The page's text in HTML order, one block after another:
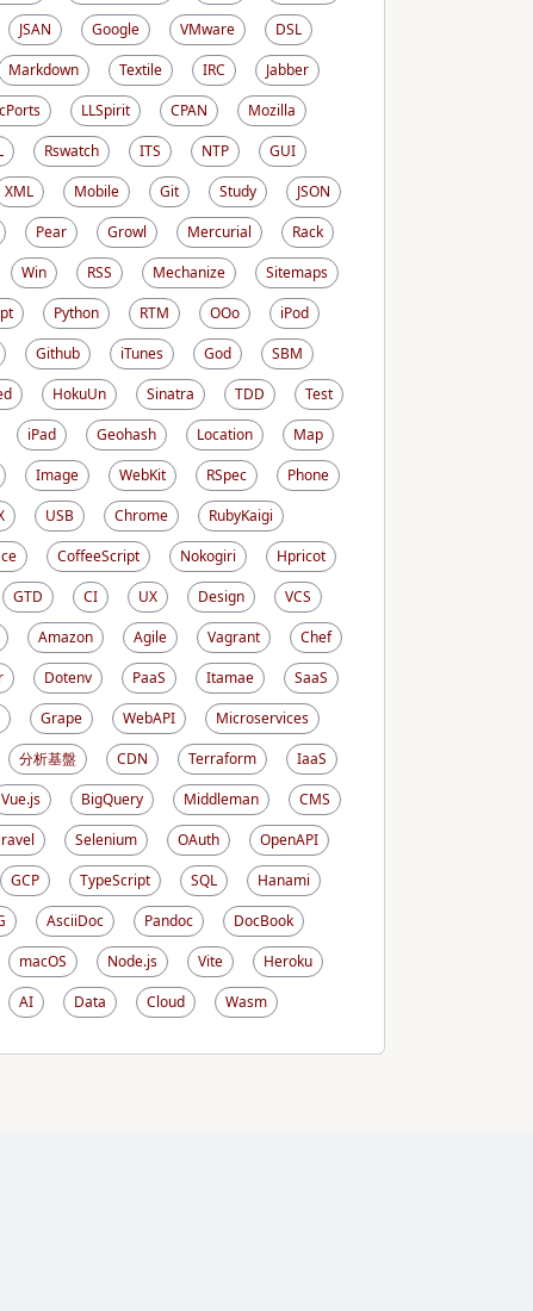
JSAN Google VMware
DSL
Markdown Textile IRC
Jabber
LLSpirit CPAN
Mozilla
Rswatch ITS NTP
GUI
XML Mobile Git Study
JSON
Pear Growl Mercurial
Rack
Win RSS Mechanize
Sitemaps
Python RTM OOo
iPod
Github iTunes God
SBM
HokuUn Sinatra TDD
Test
iPad Geohash Location
Map
Image WebKit RSpec
Phone
USB Chrome
RubyKaigi
CoffeeScript Nokogiri
Hpricot
GTD CI UX Design
VCS
Amazon Agile Vagrant
Chef
Dotenv PaaS Itamae
SaaS
Grape WebAPI
Microservices
分析基盤 CDN Terraform
IaaS
Vue.js BigQuery Middleman
CMS
Selenium OAuth
OpenAPI
GCP TypeScript SQL
Hanami
AsciiDoc Pandoc
DocBook
macOS Node.js Vite
Heroku
AI Data Cloud Wasm